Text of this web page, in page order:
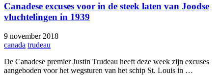
Canadese excuses voor in de steek laten van Joodse
vluchtelingen in 1939
9 november 2018
canada trudeau
De Canadese premier Justin Trudeau heeft deze week zijn excuses
aangeboden voor het wegsturen van het schip St. Louis in …